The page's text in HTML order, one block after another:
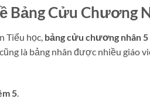
Bảng Cửu Chương
Tiểu học, bảng cửu chương nhân 5
là bảng nhân được nhiều giáo
5.